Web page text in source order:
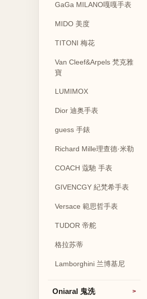
GaGa MILANO嘎嘎手表
MIDO 美度
TITONI 梅花
Van Cleef&Arpels 梵克雅
寶
LUMIMOX
Dior 迪奥手表
guess 手錶
Richard Mille理查德·米勒
COACH 蔻馳 手表
GIVENCGY 紀梵希手表
Versace 範思哲手表
TUDOR 帝舵
格拉苏蒂
Lamborghini 兰博基尼
Oniaral 鬼洗